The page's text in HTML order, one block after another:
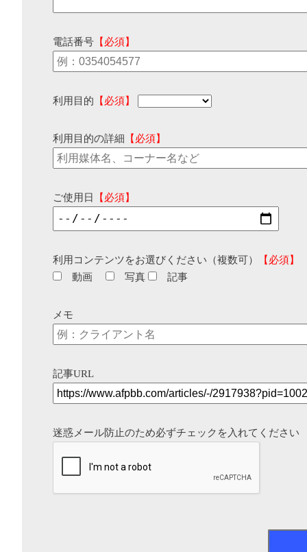
電話番号 【必須】
利用目的 【必須】
利用目的の詳細 【必須】
ご使用日 【必須】
利用コンテンツをお選びください（複数可）
【必須】
動画
写真 記事
メモ
記事URL
迷惑メール防止のため必ずチェックを入れてください